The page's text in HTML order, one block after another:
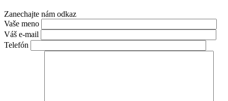
Zanechajte nám odkaz
Vaše meno
Váš e-mail
Telefón